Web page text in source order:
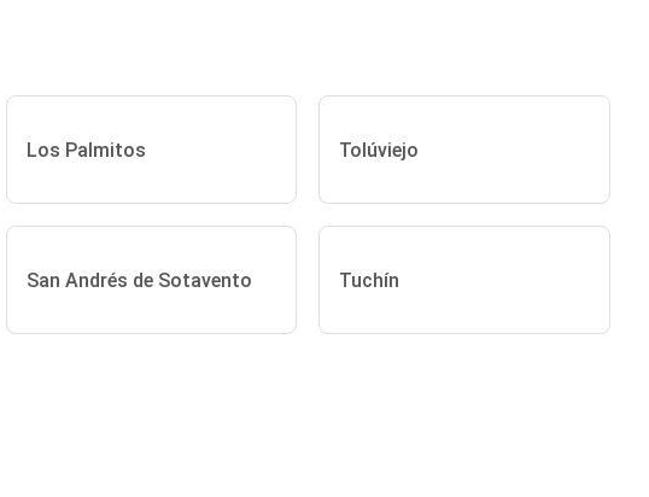
Los Palmitos Tolúviejo
San Andrés de Sotavento Tuchín